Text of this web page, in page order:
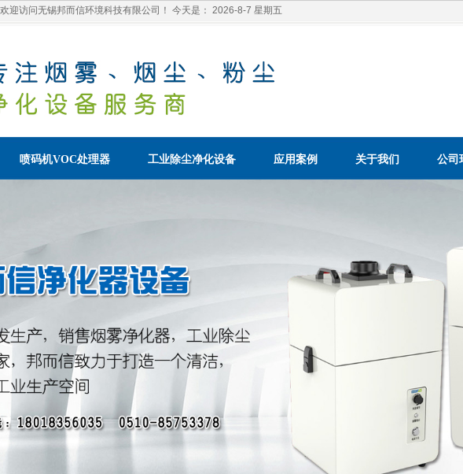
迎访问无锡邦而信环境科技有限公司！ 今天是： 2026-8-7 星期五
喷码机VOC处理器 工业除尘净化设备 应用案例 关于我们 公司